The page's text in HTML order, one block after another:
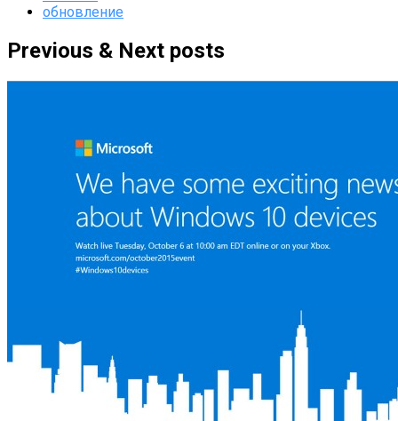
обновление
Previous & Next posts